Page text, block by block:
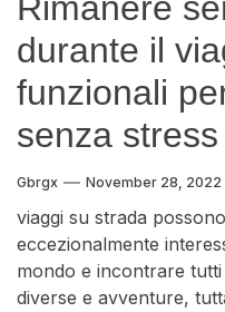
durante il
funzionali
senza stress
Gbrgx November 28, 2022
viaggi su strada
eccezionalmente
mondo e incontrare
diverse e avventure,